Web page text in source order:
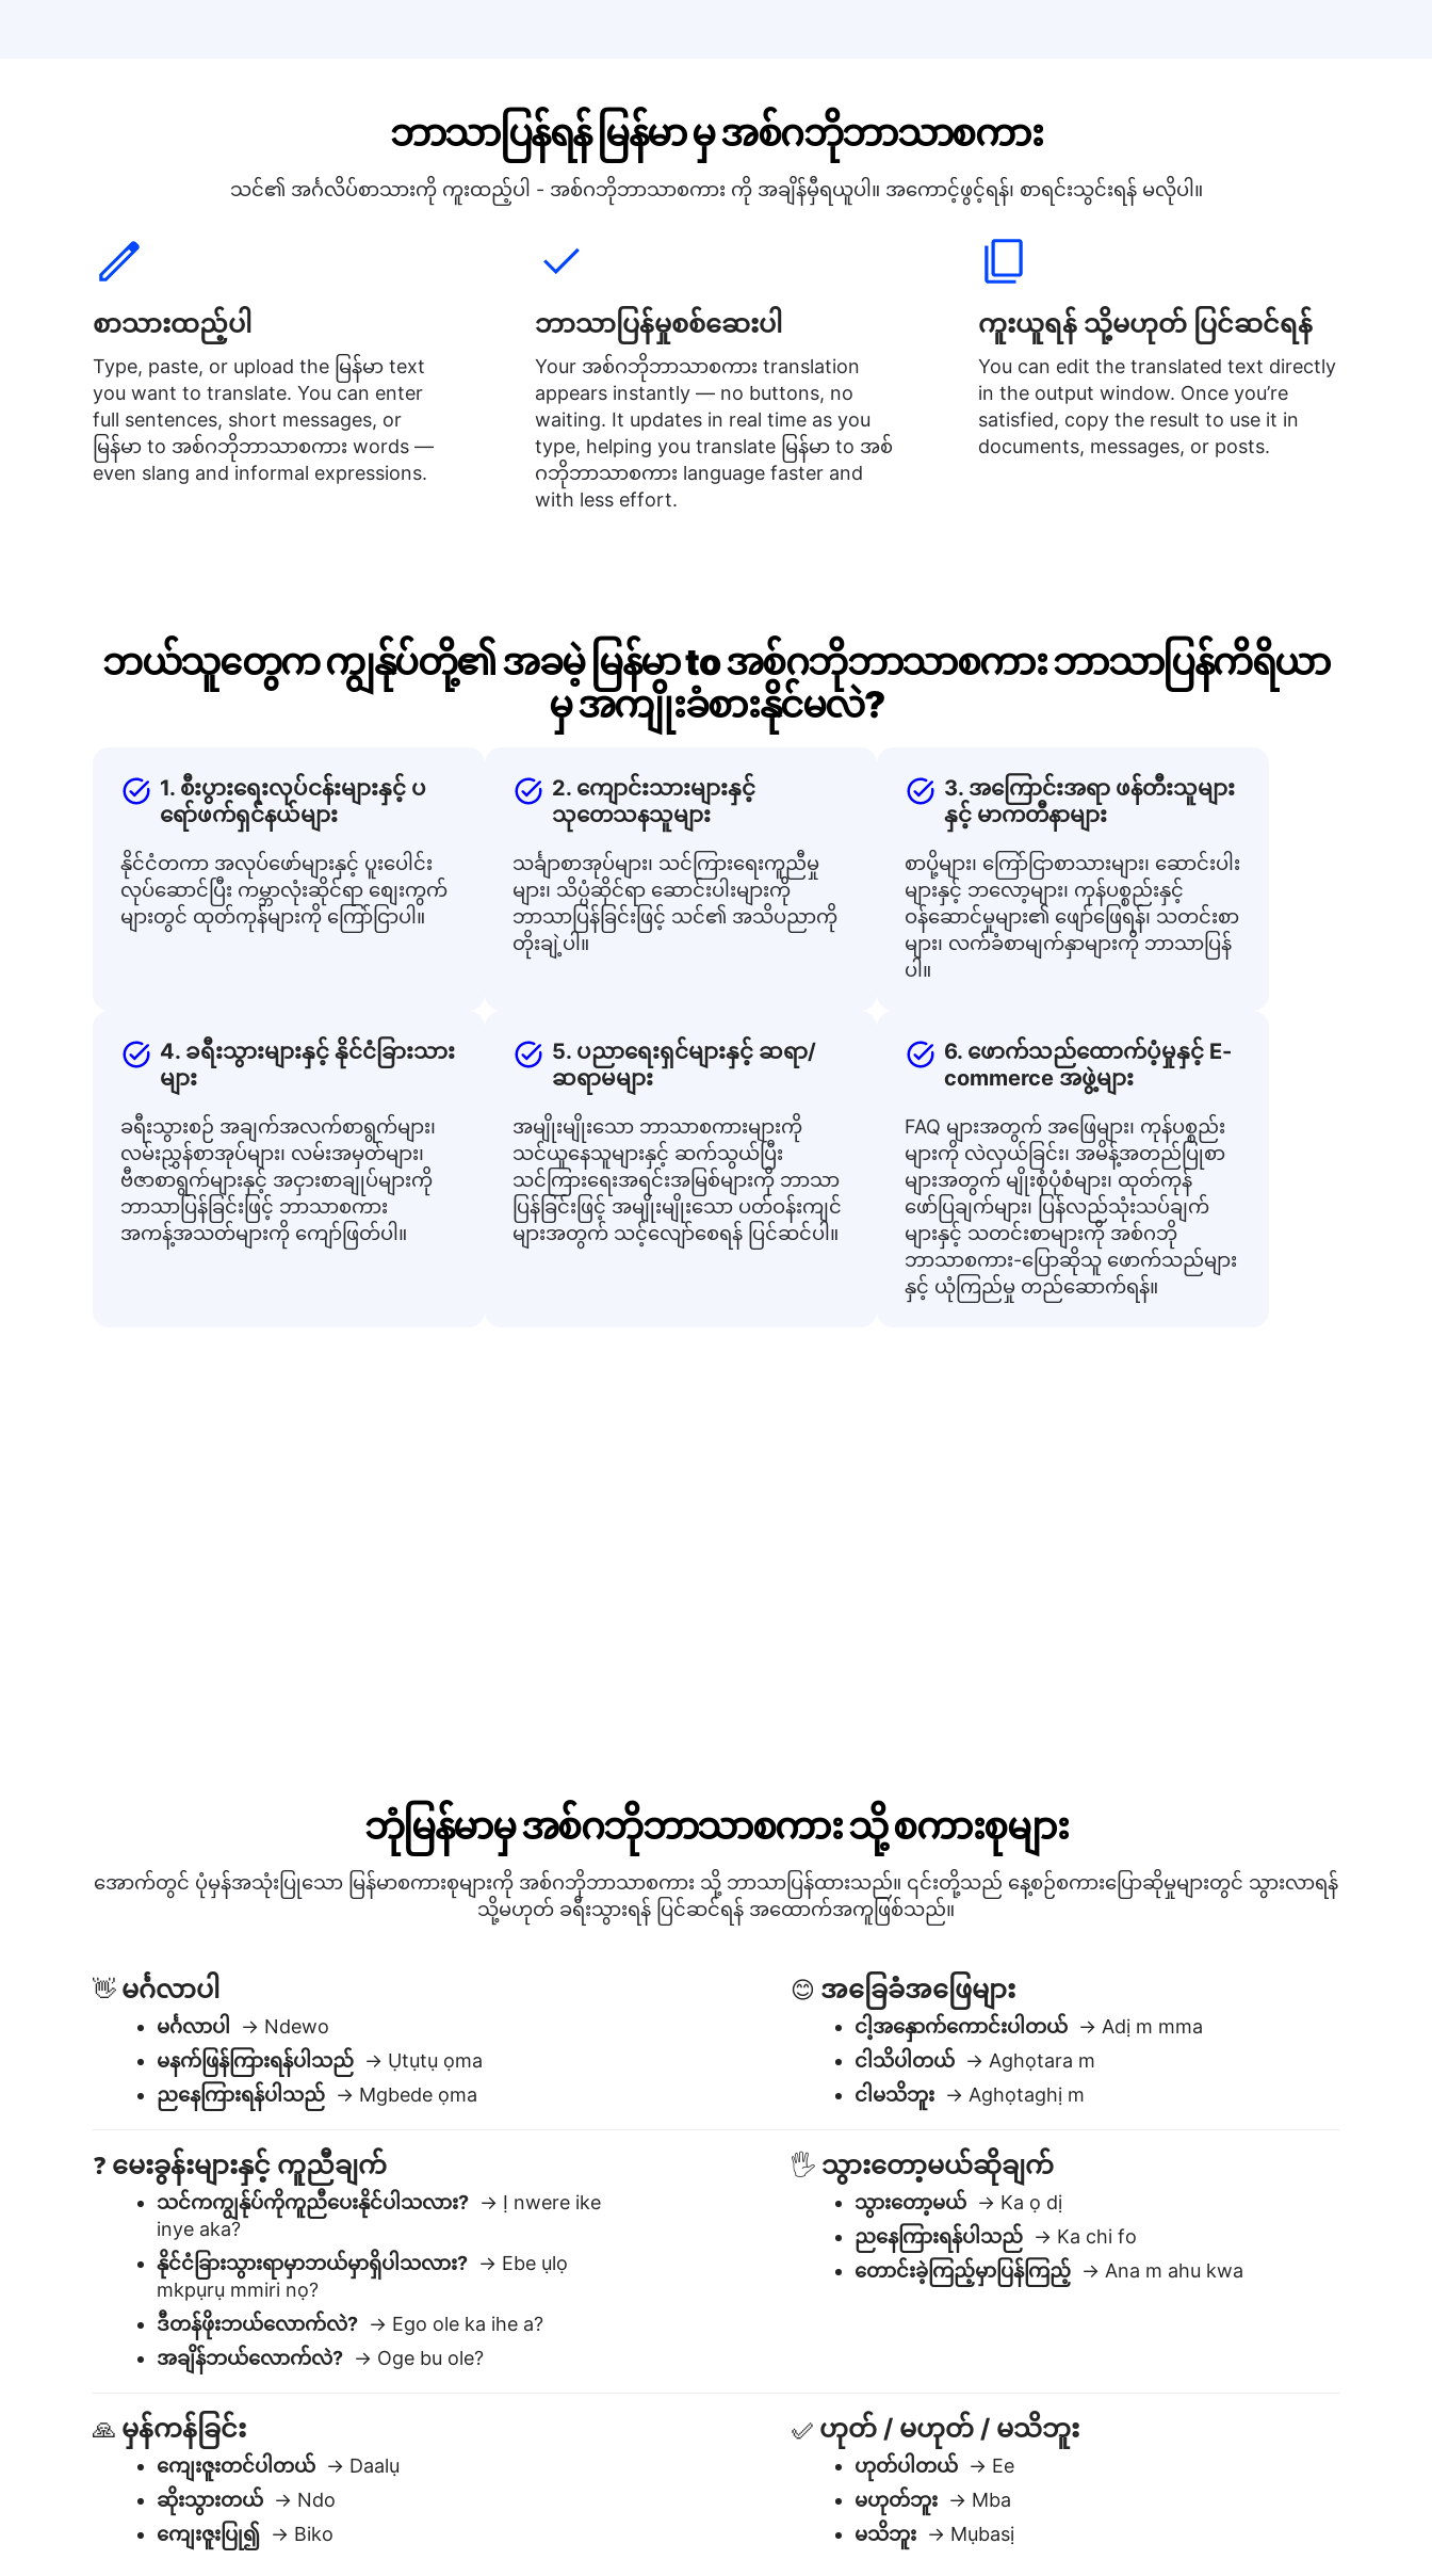
ဘာသာပြန်ရန် မြန်မာ မှ အစ်ဂဘိုဘာသာစကား
သင်၏ အင်္ဂလိပ်စာသားကို ကူးထည့်ပါ - အစ်ဂဘိုဘာသာစကား ကို အချိန်မှီရယူပါ။ အကောင့်ဖွင့်ရန်၊ စာရင်းသွင်းရန် မလိုပါ။
စာသားထည့်ပါ
Type, paste, or upload the မြန်မာ text
you want to translate. You can enter
full sentences, short messages, or
မြန်မာ to အစ်ဂဘိုဘာသာစကား words —
even slang and informal expressions.
ဘာသာပြန်မှုစစ်ဆေးပါ
Your အစ်ဂဘိုဘာသာစကား translation
appears instantly — no buttons, no
waiting. It updates in real time as you
type, helping you translate မြန်မာ to အစ်
ဂဘိုဘာသာစကား language faster and
with less effort.
ကူးယူရန် သို့မဟုတ် ပြင်ဆင်ရန်
You can edit the translated text directly
in the output window. Once you’re
satisfied, copy the result to use it in
documents, messages, or posts.
ဘယ်သူတွေက ကျွန်ုပ်တို့၏ အခမဲ့ မြန်မာ to အစ်ဂဘိုဘာသာစကား ဘာသာပြန်ကိရိယာ
မှ အကျိုးခံစားနိုင်မလဲ?
1. စီးပွားရေးလုပ်ငန်းများနှင့် ပ
ရော်ဖက်ရှင်နယ်များ
နိုင်ငံတကာ အလုပ်ဖော်များနှင့် ပူးပေါင်း
လုပ်ဆောင်ပြီး ကမ္ဘာလုံးဆိုင်ရာ စျေးကွက်
များတွင် ထုတ်ကုန်များကို ကြော်ငြာပါ။
2. ကျောင်းသားများနှင့်
သုတေသနသူများ
သင်္ချာစာအုပ်များ၊ သင်ကြားရေးကူညီမှု
များ၊ သိပ္ပံဆိုင်ရာ ဆောင်းပါးများကို
ဘာသာပြန်ခြင်းဖြင့် သင်၏ အသိပညာကို
တိုးချဲ့ပါ။
3. အကြောင်းအရာ ဖန်တီးသူများ
နှင့် မာကတီနာများ
စာပို့များ၊ ကြော်ငြာစာသားများ၊ ဆောင်းပါး
များနှင့် ဘလော့များ၊ ကုန်ပစ္စည်းနှင့်
ဝန်ဆောင်မှုများ၏ ဖျော်ဖြေရန်၊ သတင်းစာ
များ၊ လက်ခံစာမျက်နှာများကို ဘာသာပြန်
ပါ။
4. ခရီးသွားများနှင့် နိုင်ငံခြားသား
များ
ခရီးသွားစဉ် အချက်အလက်စာရွက်များ၊
လမ်းညွှန်စာအုပ်များ၊ လမ်းအမှတ်များ၊
ဗီဇာစာရွက်များနှင့် အငှားစာချုပ်များကို
ဘာသာပြန်ခြင်းဖြင့် ဘာသာစကား
အကန့်အသတ်များကို ကျော်ဖြတ်ပါ။
5. ပညာရေးရှင်များနှင့် ဆရာ/
ဆရာမများ
အမျိုးမျိုးသော ဘာသာစကားများကို
သင်ယူနေသူများနှင့် ဆက်သွယ်ပြီး
သင်ကြားရေးအရင်းအမြစ်များကို ဘာသာ
ပြန်ခြင်းဖြင့် အမျိုးမျိုးသော ပတ်ဝန်းကျင်
များအတွက် သင့်လျော်စေရန် ပြင်ဆင်ပါ။
6. ဖောက်သည်ထောက်ပံ့မှုနှင့် E-
commerce အဖွဲ့များ
FAQ များအတွက် အဖြေများ၊ ကုန်ပစ္စည်း
များကို လဲလှယ်ခြင်း၊ အမိန့်အတည်ပြုစာ
များအတွက် မျိုးစုံပုံစံများ၊ ထုတ်ကုန်
ဖော်ပြချက်များ၊ ပြန်လည်သုံးသပ်ချက်
များနှင့် သတင်းစာများကို အစ်ဂဘို
ဘာသာစကား-ပြောဆိုသူ ဖောက်သည်များ
နှင့် ယုံကြည်မှု တည်ဆောက်ရန်။
ဘုံမြန်မာမှ အစ်ဂဘိုဘာသာစကား သို့ စကားစုများ
အောက်တွင် ပုံမှန်အသုံးပြုသော မြန်မာစကားစုများကို အစ်ဂဘိုဘာသာစကား သို့ ဘာသာပြန်ထားသည်။ ၎င်းတို့သည် နေ့စဉ်စကားပြောဆိုမှုများတွင် သွားလာရန်
သို့မဟုတ် ခရီးသွားရန် ပြင်ဆင်ရန် အထောက်အကူဖြစ်သည်။
👋 မင်္ဂလာပါ
မင်္ဂလာပါ
→ Ndewo
မနက်ဖြန်ကြားရန်ပါသည် → Ụtụtụ ọma
ညနေကြားရန်ပါသည် → Mgbede ọma
😊 အခြေခံအဖြေများ
ငါ့အနှောက်ကောင်းပါတယ် → Adị m mma
ငါသိပါတယ် → Aghọtara m
ငါမသိဘူး → Aghọtaghị m
❓ မေးခွန်းများနှင့် ကူညီချက်
သင်ကကျွန်ုပ်ကိုကူညီပေးနိုင်ပါသလား? → Ị nwere ike
inye aka?
နိုင်ငံခြားသွားရာမှာဘယ်မှာရှိပါသလား? → Ebe ụlọ
mkpụrụ mmiri nọ?
ဒီတန်ဖိုးဘယ်လောက်လဲ? → Ego ole ka ihe a?
အချိန်ဘယ်လောက်လဲ? → Oge bu ole?
🖐️ သွားတော့မယ်ဆိုချက်
သွားတော့မယ် → Ka ọ dị
ညနေကြားရန်ပါသည် → Ka chi fo
တောင်းခဲ့ကြည့်မှာပြန်ကြည့် → Ana m ahu kwa
🙏 မှန်ကန်ခြင်း
ကျေးဇူးတင်ပါတယ် → Daalụ
ဆိုးသွားတယ် → Ndo
ကျေးဇူးပြု၍ → Biko
✅ ဟုတ် / မဟုတ် / မသိဘူး
ဟုတ်ပါတယ် → Ee
မဟုတ်ဘူး → Mba
မသိဘူး → Mụbasị